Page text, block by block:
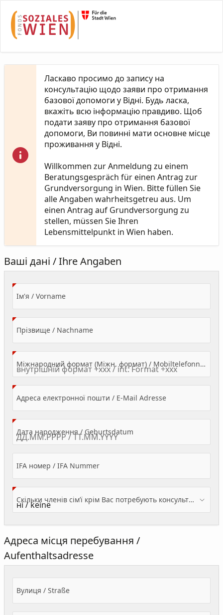
Ласкаво просимо до запису на
консультацію щодо заяви про отримання
базової допомоги у Відні. Будь ласка,
вкажіть всю інформацію правдиво. Щоб
подати заяву про отримання базової
допомоги, Ви повинні мати основне місце
проживання у Відні.
Willkommen zur Anmeldung zu einem
Beratungsgespräch für einen Antrag zur
Grundversorgung in Wien. Bitte füllen Sie
alle Angaben wahrheitsgetreu aus. Um
einen Antrag auf Grundversorgung zu
stellen, müssen Sie Ihren
Lebensmittelpunkt in Wien haben.
Ваші дані / Ihre Angaben
Ім'я / Vorname(Value Required)
Прізвище / Nachname(Value Required)
Міжнародний формат (Міжн. формат) / Mobiltelefonnummer
Адреса електронної пошти / E-Mail Adresse(Value Required)
Дата народження / Geburtsdatum
IFA номер / IFA Nummer
Скільки членів сім’ї крім Вас потребують консультації? / Wieviele Familienmitglieder brauchen Beratung - zusätzlich zu Ihnen?
Адреса місця перебування /
Aufenthaltsadresse
Вулиця / Straße